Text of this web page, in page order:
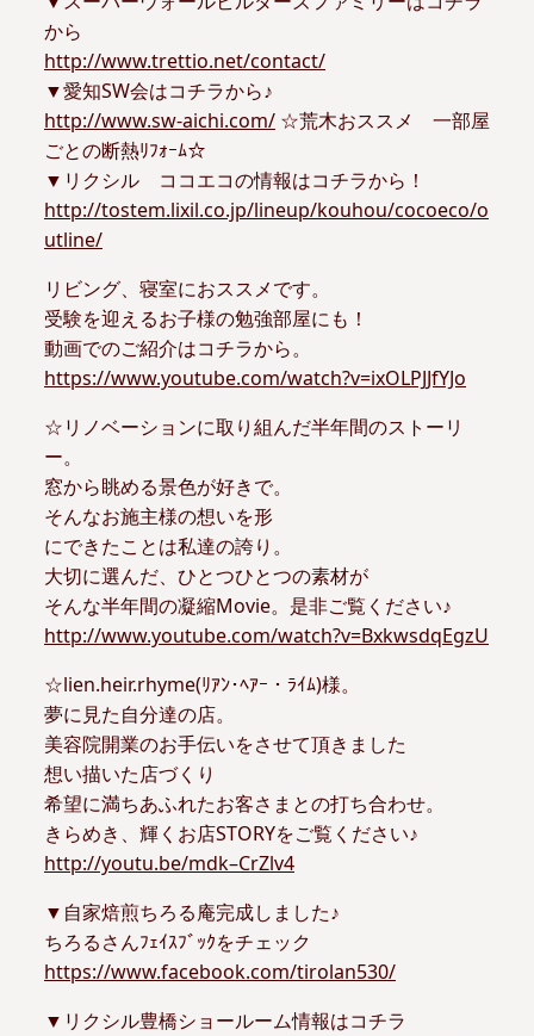
から
http://www.trettio.net/contact/
▼愛知SW会はコチラから♪
http://www.sw-aichi.com/ ☆荒木おススメ 一部屋
ごとの断熱ﾘﾌｫｰﾑ☆
▼リクシル ココエコの情報はコチラから！
http://tostem.lixil.co.jp/lineup/kouhou/cocoeco/o
utline/
リビング、寝室におススメです。
受験を迎えるお子様の勉強部屋にも！
動画でのご紹介はコチラから。
https://www.youtube.com/watch?v=ixOLPJJfYJo
☆リノベーションに取り組んだ半年間のストーリ
ー。
窓から眺める景色が好きで。
そんなお施主様の想いを形
にできたことは私達の誇り。
大切に選んだ、ひとつひとつの素材が
そんな半年間の凝縮Movie。是非ご覧ください♪
http://www.youtube.com/watch?v=BxkwsdqEgzU
☆lien.heir.rhyme(ﾘｱﾝ･ﾍｱｰ・ﾗｲﾑ)様。
夢に見た自分達の店。
美容院開業のお手伝いをさせて頂きました
想い描いた店づくり
希望に満ちあふれたお客さまとの打ち合わせ。
きらめき、輝くお店STORYをご覧ください♪
http://youtu.be/mdk–CrZlv4
▼自家焙煎ちろる庵完成しました♪
ちろるさんﾌｪｲｽﾌﾞｯｸをチェック
https://www.facebook.com/tirolan530/
▼リクシル豊橋ショールーム情報はコチラ